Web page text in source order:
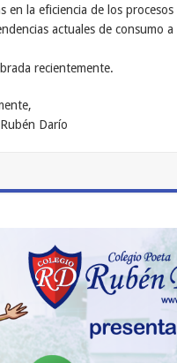
en la eficiencia de los
actuales de consumo a
recientemente.
Darío